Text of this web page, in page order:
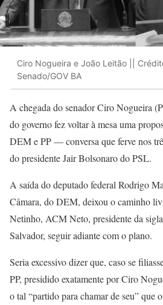
Ciro Nogueira e João Leitão ||
Senado/GOV BA
A chegada do senador Ciro Nogueira
do governo fez voltar à mesa uma
DEM e PP — conversa que ferve nos
do presidente Jair Bolsonaro do PSL.
A saída do deputado federal Rodrigo
Câmara, do DEM, deixou o caminho
Netinho, ACM Neto, presidente da
Salvador, seguir adiante com o plano.
Seria excessivo dizer que, caso se
PP, presidido exatamente por Ciro
o tal “partido para chamar de seu” que